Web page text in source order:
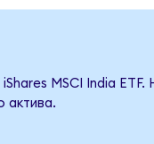
MSCI India
актива.